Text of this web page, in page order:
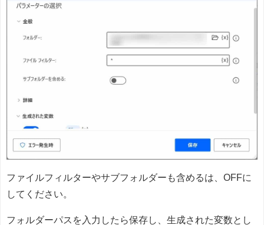
ファイルフィルターやサブフォルダーも含めるは、OFFに
してください。
フォルダーパスを入力したら保存し、生成された変数とし